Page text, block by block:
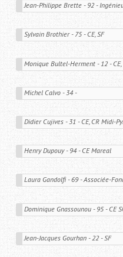
Jean-Philippe Brette - 92 -
Sylvain Brothier - 75 - CE, SF
Monique Bultel-Herment - 12 -
Michel Calvo - 34 -
Didier Cujives - 31 - CE, CR Midi-
Henry Dupouy - 94 - CE Mareal
Laura Gandolfi - 69 - Associée-
Dominique Gnassounou - 95 - CE
Jean-Jacques Gourhan - 22 - SF